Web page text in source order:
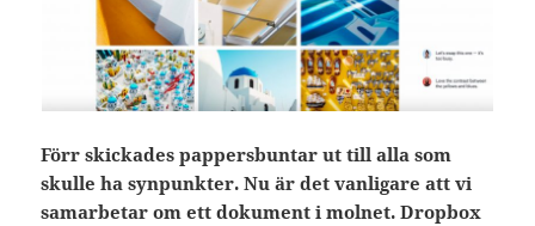
Förr skickades pappersbuntar ut till alla som
skulle ha synpunkter. Nu är det vanligare att vi
samarbetar om ett dokument i molnet. Dropbox